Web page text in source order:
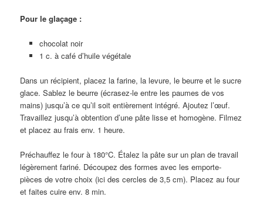
Pour le glaçage :
chocolat noir
1 c. à café d’huile végétale
Dans un récipient, placez la farine, la levure, le beurre et le sucre
glace. Sablez le beurre (écrasez-le entre les paumes de vos
mains) jusqu’à ce qu’il soit entièrement intégré. Ajoutez l’œuf.
Travaillez jusqu’à obtention d’une pâte lisse et homogène. Filmez
et placez au frais env. 1 heure.
Préchauffez le four à 180°C. Étalez la pâte sur un plan de travail
légèrement fariné. Découpez des formes avec les emporte-
pièces de votre choix (ici des cercles de 3,5 cm). Placez au four
et faites cuire env. 8 min.